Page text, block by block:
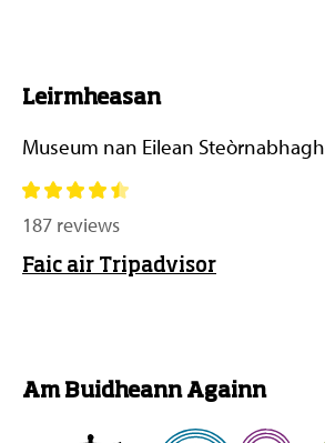
Leirmheasan
Museum nan Eilean Steòrnabhagh
187 reviews
Faic air Tripadvisor
Am Buidheann Againn